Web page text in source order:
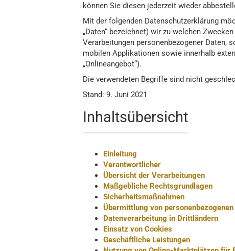
Flügel
Klavier
können Sie diesen jederzeit wieder
Mit der folgenden Datenschutzerklärung
„Daten“ bezeichnet) wir zu welchen
Verarbeitungen personenbezogener Daten,
mobilen Applikationen sowie innerhalb
„Onlineangebot“).
Die verwendeten Begriffe sind nicht
Stand: 9. Juni 2021
Inhaltsübersicht
Einleitung
Verantwortlicher
Übersicht der Verarbeitungen
Maßgebliche Rechtsgrundlagen
Sicherheitsmaßnahmen
Übermittlung von personenbezogenen
Datenverarbeitung in Drittländern
Einsatz von Cookies
Geschäftliche Leistungen